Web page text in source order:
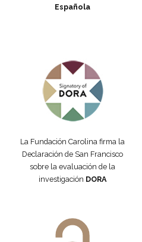
Española
La Fundación Carolina firma la
Declaración de San Francisco
sobre la evaluación de la
investigación DORA